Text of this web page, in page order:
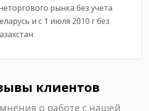
рынка без учета
и с 1 июля 2010 г без
клиентов
о работе с нашей